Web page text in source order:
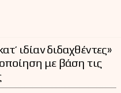
ιδίαν διδαχθέντες»
με βάση τις